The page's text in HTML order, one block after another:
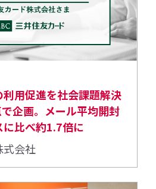
用促進を社会課題解決
企画。メール平均開封
比べ約1.7倍に
式会社